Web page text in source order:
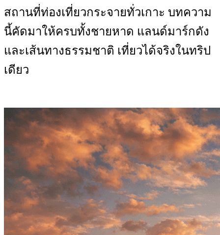
สถานที่ท่องเที่ยวกระจายทั่วเกาะ บทความ
นี้คัดมาให้ครบทั้งชายหาด แลนด์มาร์กดัง
และเส้นทางธรรมชาติ เที่ยวได้จริงในทริป
เดียว